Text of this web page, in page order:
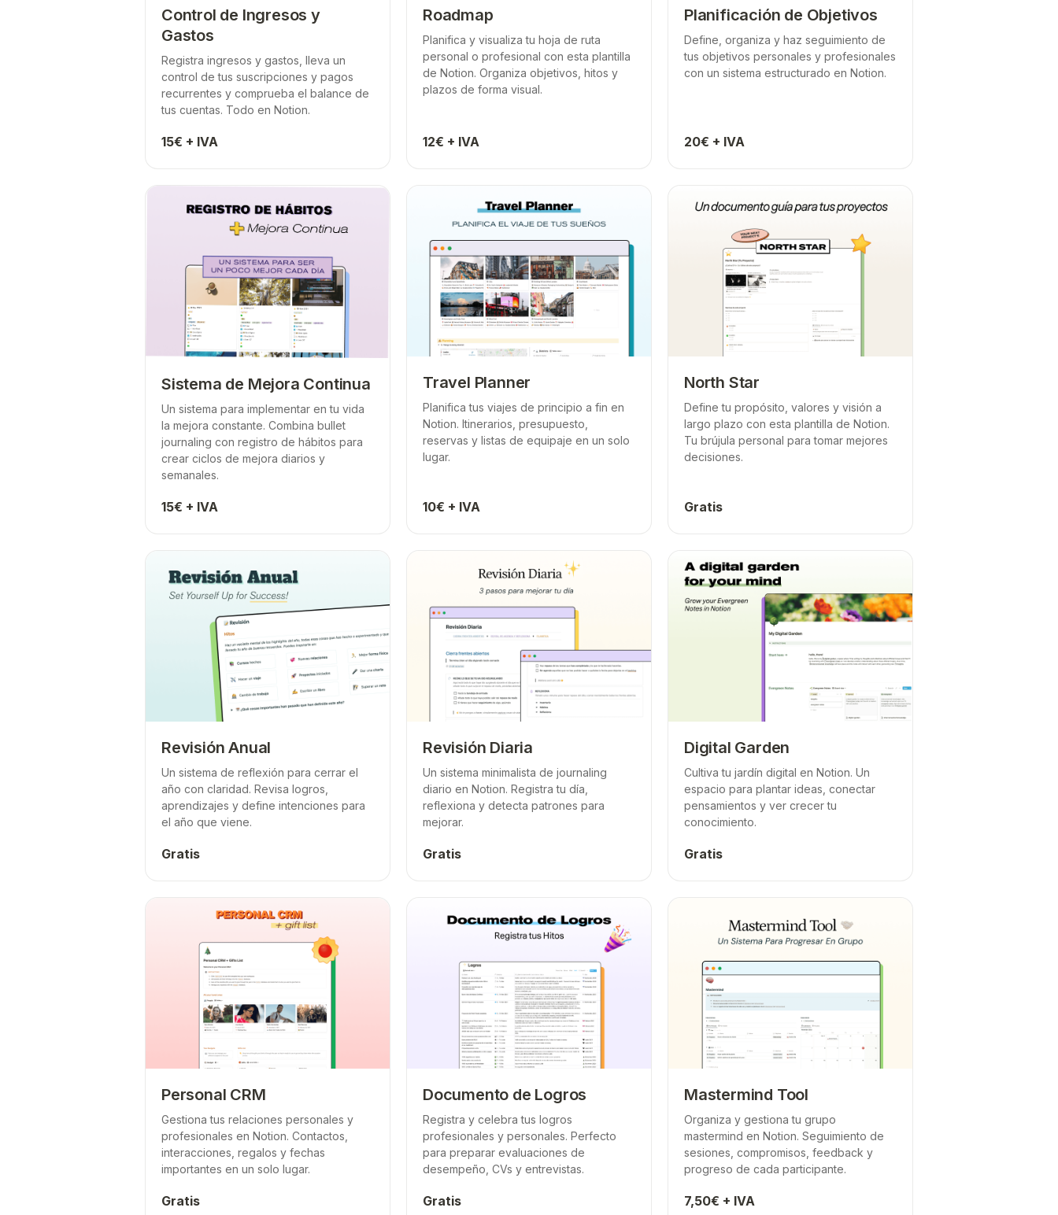
Control de Ingresos y
Gastos
Registra ingresos y gastos, lleva un
control de tus suscripciones y pagos
recurrentes y comprueba el balance de
tus cuentas. Todo en Notion.
15€ + IVA
Roadmap
Planifica y visualiza tu hoja de ruta
personal o profesional con esta plantilla
de Notion. Organiza objetivos, hitos y
plazos de forma visual.
12€ + IVA
Planificación de Objetivos
Define, organiza y haz seguimiento de
tus objetivos personales y profesionales
con un sistema estructurado en Notion.
20€ + IVA
Sistema de Mejora Continua
Un sistema para implementar en tu vida
la mejora constante. Combina bullet
journaling con registro de hábitos para
crear ciclos de mejora diarios y
semanales.
15€ + IVA
Travel Planner
Planifica tus viajes de principio a fin en
Notion. Itinerarios, presupuesto,
reservas y listas de equipaje en un solo
lugar.
10€ + IVA
North Star
Define tu propósito, valores y visión a
largo plazo con esta plantilla de Notion.
Tu brújula personal para tomar mejores
decisiones.
Gratis
Revisión Anual
Un sistema de reflexión para cerrar el
año con claridad. Revisa logros,
aprendizajes y define intenciones para
el año que viene.
Gratis
Revisión Diaria
Un sistema minimalista de journaling
diario en Notion. Registra tu día,
reflexiona y detecta patrones para
mejorar.
Gratis
Digital Garden
Cultiva tu jardín digital en Notion. Un
espacio para plantar ideas, conectar
pensamientos y ver crecer tu
conocimiento.
Gratis
Personal CRM
Gestiona tus relaciones personales y
profesionales en Notion. Contactos,
interacciones, regalos y fechas
importantes en un solo lugar.
Gratis
Documento de Logros
Registra y celebra tus logros
profesionales y personales. Perfecto
para preparar evaluaciones de
desempeño, CVs y entrevistas.
Gratis
Mastermind Tool
Organiza y gestiona tu grupo
mastermind en Notion. Seguimiento de
sesiones, compromisos, feedback y
progreso de cada participante.
7,50€ + IVA